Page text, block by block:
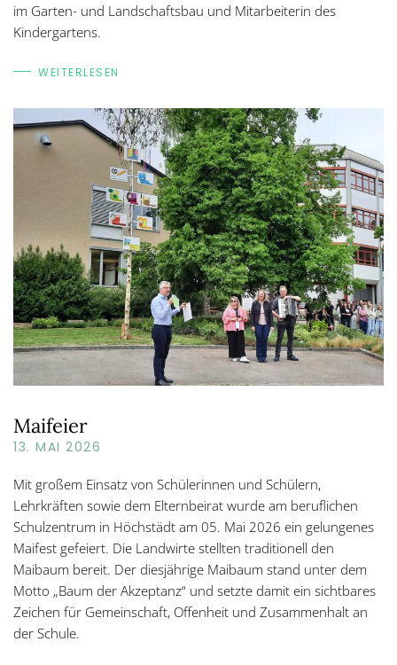
im Garten- und Landschaftsbau und Mitarbeiterin des
Kindergartens.
WEITERLESEN
Maifeier
13. MAI 2026
Mit großem Einsatz von Schülerinnen und Schülern,
Lehrkräften sowie dem Elternbeirat wurde am beruflichen
Schulzentrum in Höchstädt am 05. Mai 2026 ein gelungenes
Maifest gefeiert. Die Landwirte stellten traditionell den
Maibaum bereit. Der diesjährige Maibaum stand unter dem
Motto „Baum der Akzeptanz“ und setzte damit ein sichtbares
Zeichen für Gemeinschaft, Offenheit und Zusammenhalt an
der Schule.